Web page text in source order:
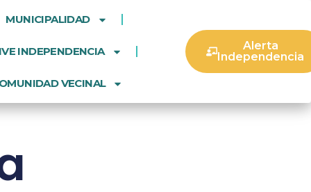
MUNICIPALIDAD
INDEPENDENCIA
VECINAL
Alerta
Independencia